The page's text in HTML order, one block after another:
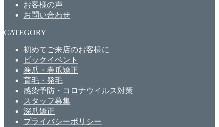
お客様の声
お問い合わせ
CATEGORY
初めてご来店のお客様に
ビックイベント
巻爪・巻爪矯正
育毛・発毛
感染予防・コロナウイルス対策
スタッフ募集
深爪矯正
プライバシーポリシー